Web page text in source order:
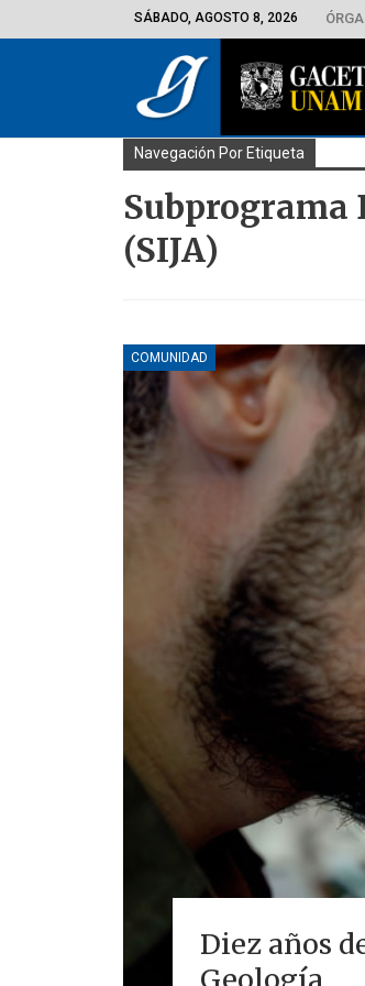
SÁBADO, AGOSTO 8, 2026
Navegación Por Etiqueta
Subprograma
(SIJA)
COMUNIDAD
Diez años
Geología